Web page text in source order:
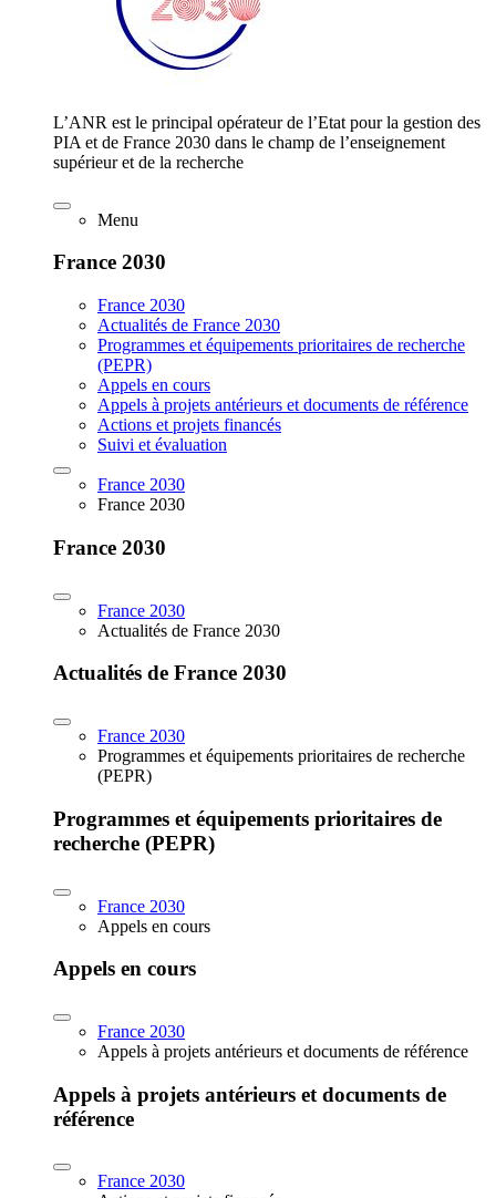
L’ANR est le principal opérateur de l’Etat pour la gestion des
PIA et de France 2030 dans le champ de l’enseignement
supérieur et de la recherche
Menu
France 2030
France 2030
Actualités de France 2030
Programmes et équipements prioritaires de recherche
(PEPR)
Appels en cours
Appels à projets antérieurs et documents de référence
Actions et projets financés
Suivi et évaluation
France 2030
France 2030
France 2030
France 2030
Actualités de France 2030
Actualités de France 2030
France 2030
Programmes et équipements prioritaires de recherche
(PEPR)
Programmes et équipements prioritaires de
recherche (PEPR)
France 2030
Appels en cours
Appels en cours
France 2030
Appels à projets antérieurs et documents de référence
Appels à projets antérieurs et documents de
référence
France 2030